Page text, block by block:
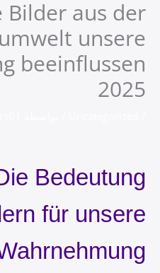
تخطي
المحتوى
Bilder aus der
unsere
beeinflussen
2025
Bedeutung
für unsere